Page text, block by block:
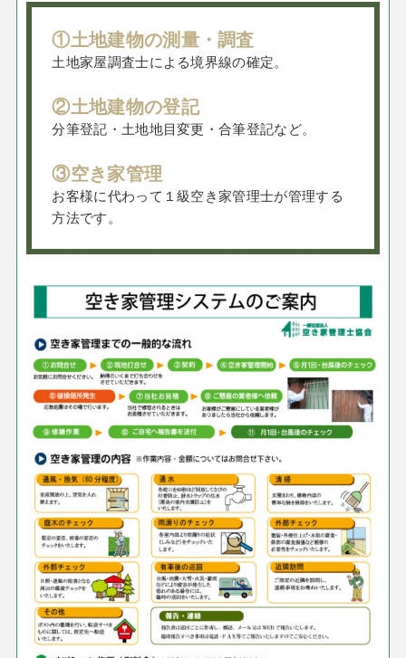
①土地建物の測量・調査
土地家屋調査士による境界線の確定。
②土地建物の登記
分筆登記・土地地目変更・合筆登記など。
③空き家管理
お客様に代わって１級空き家管理士が管理する
方法です。